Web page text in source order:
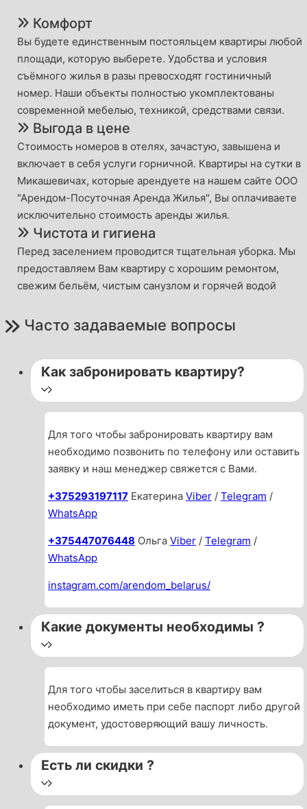
Комфорт
Вы будете единственным постояльцем квартиры любой
площади, которую выберете. Удобства и условия
съёмного жилья в разы превосходят гостиничный
номер. Наши объекты полностью укомплектованы
современной мебелью, техникой, средствами связи.
Выгода в цене
Стоимость номеров в отелях, зачастую, завышена и
включает в себя услуги горничной. Квартиры на сутки в
Микашевичах, которые арендуете на нашем сайте ООО
"Арендом-Посуточная Аренда Жилья", Вы оплачиваете
исключительно стоимость аренды жилья.
Чистота и гигиена
Перед заселением проводится тщательная уборка. Мы
предоставляем Вам квартиру с хорошим ремонтом,
свежим бельём, чистым санузлом и горячей водой
Часто задаваемые вопросы
Как забронировать квартиру?
Для того чтобы забронировать квартиру вам
необходимо позвонить по телефону или оставить
заявку и наш менеджер свяжется с Вами.
+375293197117 Екатерина Viber / Telegram /
WhatsApp
+375447076448 Ольга Viber / Telegram /
WhatsApp
instagram.com/arendom_belarus/
Какие документы необходимы ?
Для того чтобы заселиться в квартиру вам
необходимо иметь при себе паспорт либо другой
документ, удостоверяющий вашу личность.
Есть ли скидки ?